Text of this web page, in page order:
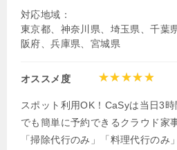
対応地域：
東京都、神奈川県、埼玉県、千葉
阪府、兵庫県、宮城県
オススメ度
スポット利用OK！CaSyは当日3
でも簡単に予約できるクラウド家
「掃除代行のみ」「料理代行のみ